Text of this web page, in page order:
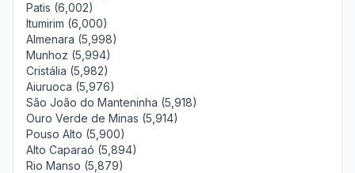
Patis (6,002)
Itumirim (6,000)
Almenara (5,998)
Munhoz (5,994)
Cristália (5,982)
Aiuruoca (5,976)
São João do Manteninha (5,918)
Ouro Verde de Minas (5,914)
Pouso Alto (5,900)
Alto Caparaó (5,894)
Rio Manso (5,879)